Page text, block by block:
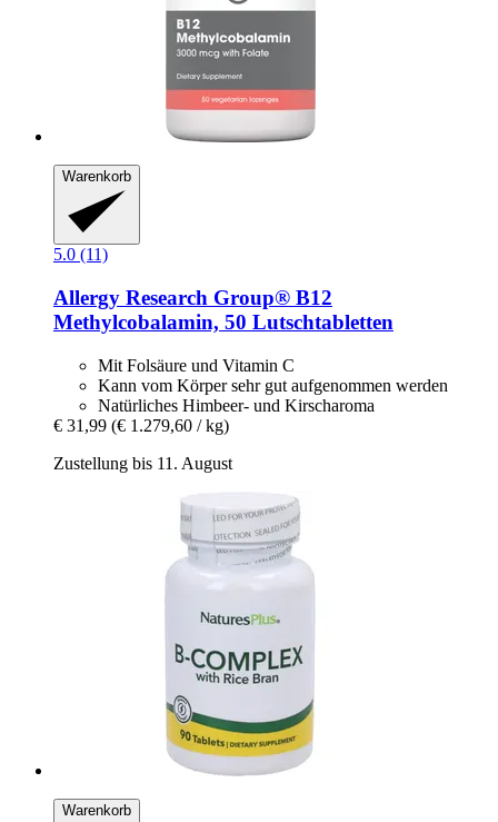
Warenkorb
5.0 (11)
Allergy Research Group® B12
Methylcobalamin, 50 Lutschtabletten
Mit Folsäure und Vitamin C
Kann vom Körper sehr gut aufgenommen werden
Natürliches Himbeer- und Kirscharoma
€ 31,99 (€ 1.279,60 / kg)
Zustellung bis 11. August
Warenkorb